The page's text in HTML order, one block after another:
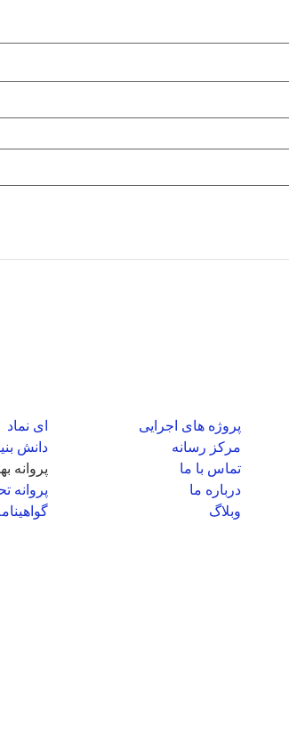
پروژه های اجرایی
مرکز رسانه
تماس با ما
درباره ما
وبلاگ
ای نماد
دانش
پروانه
پروانه